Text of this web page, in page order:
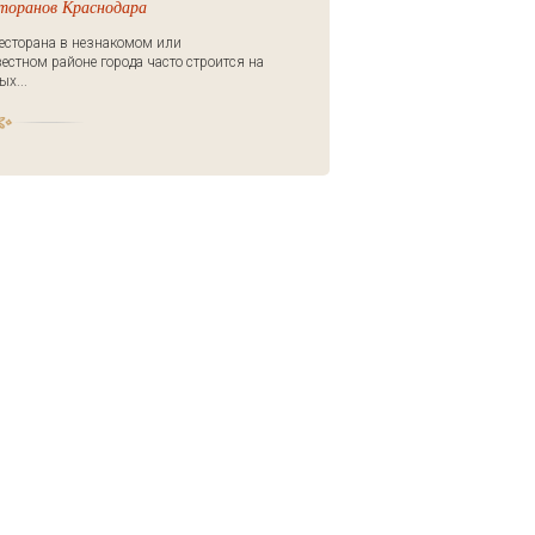
Краснодара
в незнакомом или
районе города часто строится на